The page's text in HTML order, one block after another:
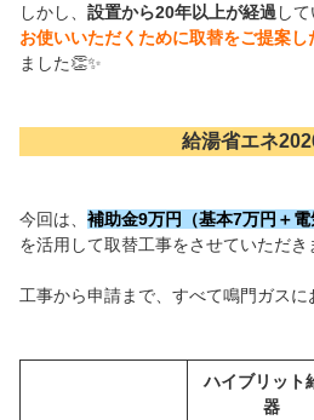
しかし、 設置から20年以上が経過 して
お使いいただくために取替をご提案
ました👏✨
給湯省エネ
今回は、 補助金9万円（基本7万円＋電
を活用して取替工事をさせていただき
工事から申請まで、すべて鳴門ガスに
ハイブリット
器